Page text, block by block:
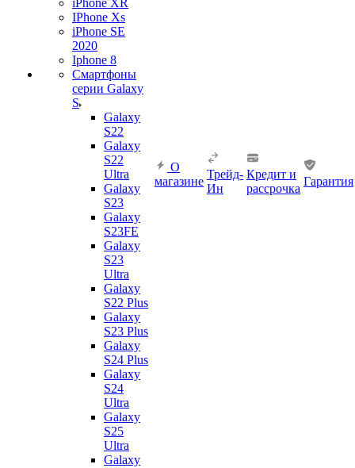
iPhone XR
IPhone Xs
iPhone SE
2020
Iphone 8
Смартфоны
серии Galaxy
S
Galaxy
S22
Galaxy
S22
Ultra
Galaxy
S23
Galaxy
S23FE
Galaxy
S23
Ultra
Galaxy
S22 Plus
Galaxy
S23 Plus
Galaxy
S24 Plus
Galaxy
S24
Ultra
Galaxy
S25
Ultra
Galaxy
О
магазине
Трейд-
Ин
Кредит и
рассрочка
Гарантия